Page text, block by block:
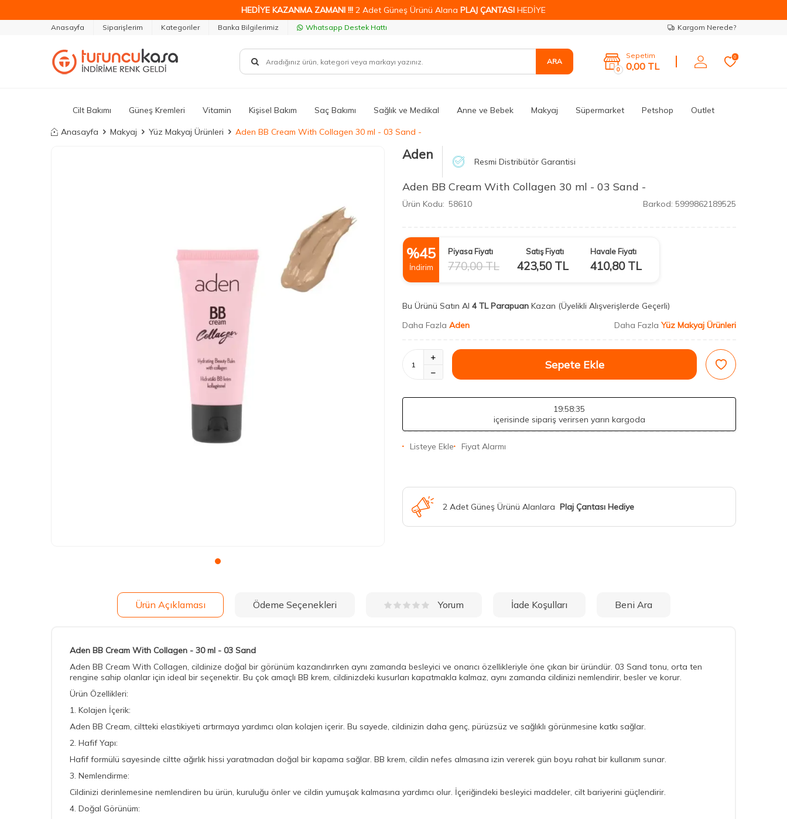
HEDİYE KAZANMA ZAMANI !!! 2 Adet Güneş Ürünü Alana PLAJ ÇANTASI HEDİYE
Anasayfa Siparişlerim Kategoriler Banka Bilgilerimiz Whatsapp Destek Hattı Kargom Nerede?
ARA
0
Sepetim
0,00 TL
0
Cilt Bakımı Güneş Kremleri Vitamin Kişisel Bakım Saç Bakımı Sağlık ve Medikal Anne ve Bebek Makyaj Süpermarket Petshop Outlet
Anasayfa Makyaj Yüz Makyaj Ürünleri Aden BB Cream With Collagen 30 ml - 03 Sand -
Aden Resmi Distribütör Garantisi
Aden BB Cream With Collagen 30 ml - 03 Sand -
Ürün Kodu: 58610 Barkod: 5999862189525
%45
İndirim
Piyasa Fiyatı
770,00TL
Satış Fiyatı
423,50TL
Havale Fiyatı
410,80TL
Bu Ürünü Satın Al 4 TL Parapuan Kazan (Üyelikli Alışverişlerde Geçerli)
Daha Fazla Aden Daha Fazla Yüz Makyaj Ürünleri
Sepete Ekle
19:58:34
içerisinde sipariş verirsen yarın kargoda
Listeye Ekle Fiyat Alarmı
2 Adet Güneş Ürünü Alanlara Plaj Çantası Hediye
Ürün Açıklaması Ödeme Seçenekleri Yorum İade Koşulları Beni Ara
Aden BB Cream With Collagen - 30 ml - 03 Sand
Aden BB Cream With Collagen, cildinize doğal bir görünüm kazandırırken aynı zamanda besleyici ve onarıcı özellikleriyle öne çıkan bir üründür. 03 Sand tonu, orta ten
rengine sahip olanlar için ideal bir seçenektir. Bu çok amaçlı BB krem, cildinizdeki kusurları kapatmakla kalmaz, aynı zamanda cildinizi nemlendirir, besler ve korur.
Ürün Özellikleri:
1. Kolajen İçerik:
Aden BB Cream, ciltteki elastikiyeti artırmaya yardımcı olan kolajen içerir. Bu sayede, cildinizin daha genç, pürüzsüz ve sağlıklı görünmesine katkı sağlar.
2. Hafif Yapı:
Hafif formülü sayesinde ciltte ağırlık hissi yaratmadan doğal bir kapama sağlar. BB krem, cildin nefes almasına izin vererek gün boyu rahat bir kullanım sunar.
3. Nemlendirme:
Cildinizi derinlemesine nemlendiren bu ürün, kuruluğu önler ve cildin yumuşak kalmasına yardımcı olur. İçeriğindeki besleyici maddeler, cilt bariyerini güçlendirir.
4. Doğal Görünüm: